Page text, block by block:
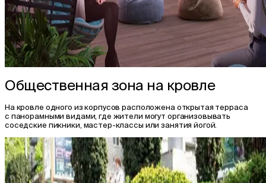
Общественная зона на кровле
На кровле одного из корпусов расположена открытая терраса
с панорамными видами, где жители могут организовывать
соседские пикники, мастер-классы или занятия йогой.